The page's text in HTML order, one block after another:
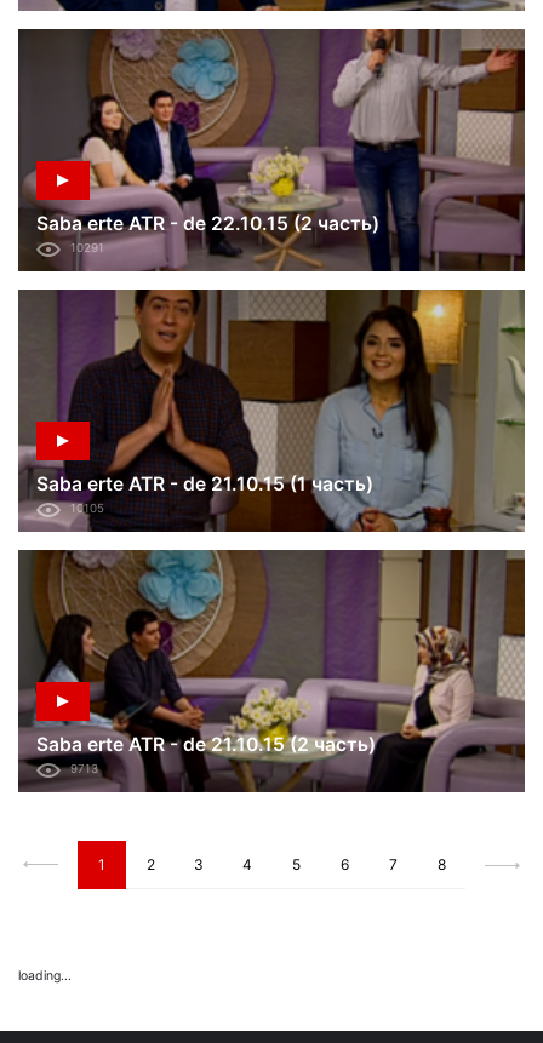
Saba erte ATR - de 22.10.15 (2 часть)
10291
Saba erte ATR - de 21.10.15 (1 часть)
10105
Saba erte ATR - de 21.10.15 (2 часть)
9713
1 2 3 4 5 6 7 8
loading...